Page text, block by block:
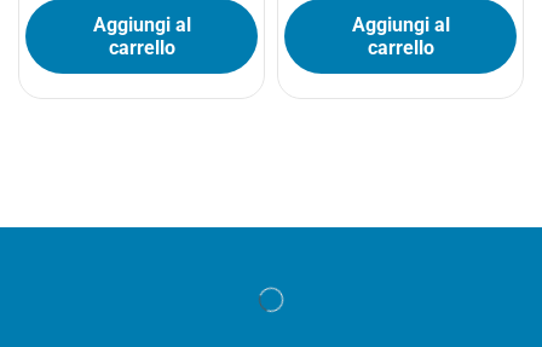
Aggiungi al
carrello
Aggiungi al
carrello